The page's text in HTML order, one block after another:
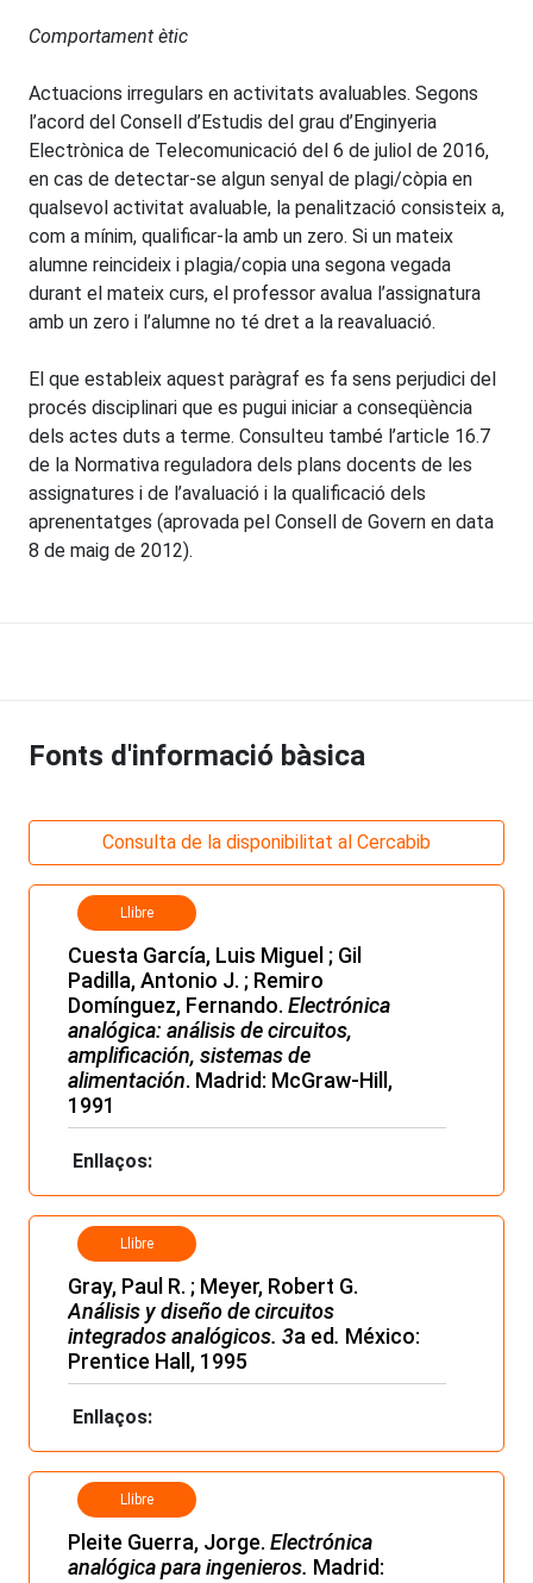
Comportament ètic
Actuacions irregulars en activitats avaluables. Segons
l’acord del Consell d’Estudis del grau d’Enginyeria
Electrònica de Telecomunicació del 6 de juliol de 2016,
en cas de detectar-se algun senyal de plagi/còpia en
qualsevol activitat avaluable, la penalització consisteix a,
com a mínim, qualificar-la amb un zero. Si un mateix
alumne reincideix i plagia/copia una segona vegada
durant el mateix curs, el professor avalua l’assignatura
amb un zero i l’alumne no té dret a la reavaluació.
El que estableix aquest paràgraf es fa sens perjudici del
procés disciplinari que es pugui iniciar a conseqüència
dels actes duts a terme. Consulteu també l’article 16.7
de la Normativa reguladora dels plans docents de les
assignatures i de l’avaluació i la qualificació dels
aprenentatges (aprovada pel Consell de Govern en data
8 de maig de 2012).
Fonts d'informació bàsica
Consulta de la disponibilitat al Cercabib
Llibre
Cuesta García, Luis Miguel ; Gil
Padilla, Antonio J. ; Remiro
Domínguez, Fernando. Electrónica
analógica: análisis de circuitos,
amplificación, sistemasde
alimentación. Madrid: McGraw-Hill,
1991
Enllaços:
Llibre
Gray, Paul R. ; Meyer, Robert G.
Análisis y diseño de circuitos
integrados analógicos. 3a ed. México:
Prentice Hall, 1995
Enllaços:
Llibre
Pleite Guerra, Jorge. Electrónica
analógicapara ingenieros. Madrid: